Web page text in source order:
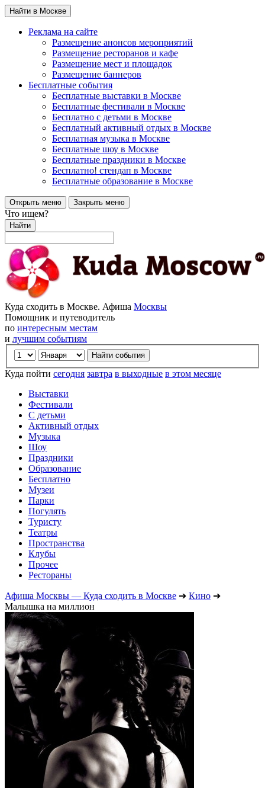
Найти в Москве
Реклама на сайте
Размещение анонсов мероприятий
Размещение ресторанов и кафе
Размещение мест и площадок
Размещение баннеров
Бесплатные события
Бесплатные выставки в Москве
Бесплатные фестивали в Москве
Бесплатно с детьми в Москве
Бесплатный активный отдых в Москве
Бесплатная музыка в Москве
Бесплатные шоу в Москве
Бесплатные праздники в Москве
Бесплатно! стендап в Москве
Бесплатные образование в Москве
Открыть меню Закрыть меню
Что ищем?
Найти
Куда сходить в Москве. Афиша Москвы
Помощник и путеводитель
по интересным местам
и лучшим событиям
Куда пойти сегодня завтра в выходные в этом месяце
Выставки
Фестивали
С детьми
Активный отдых
Музыка
Шоу
Праздники
Образование
Бесплатно
Музеи
Парки
Погулять
Туристу
Театры
Пространства
Клубы
Прочее
Рестораны
Афиша Москвы — Куда сходить в Москве ➔ Кино ➔
Малышка на миллион